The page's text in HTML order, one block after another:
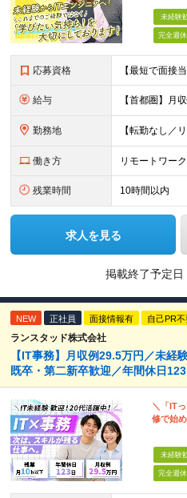
未経験
完全週休
応募資格
給与
勤務地
働き方 リモートワー
残業時間 10時間以内
求人を見る
掲載終了予定日
NEW 正社員 面接情報有 自己PR不
ランスタッド株式会社
【IT事務】月収例29.5万円／未経
既卒・第二新卒歓迎／年間休日
＼「IT
修で始
未経験
完全週休